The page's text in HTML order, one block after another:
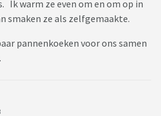
Ik warm ze even om en om op in
smaken ze als zelfgemaakte.
pannenkoeken voor ons samen